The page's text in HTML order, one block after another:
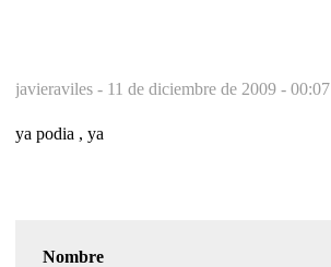
javieraviles - 11 de diciembre de 2009 - 00:07
ya podia , ya
Nombre